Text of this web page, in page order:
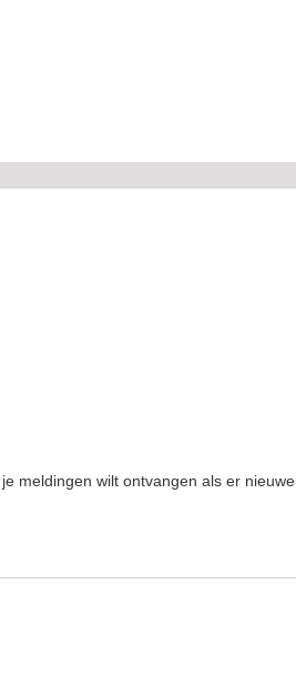
meldingen wilt ontvangen als er nieuwe